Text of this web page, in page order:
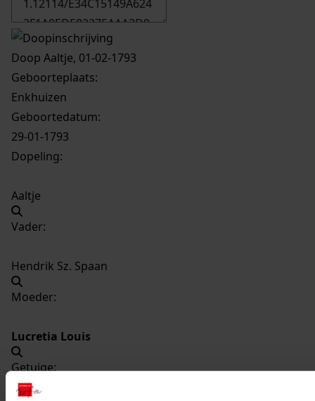
Doop Aaltje, 01-02-1793
Geboorteplaats:
Enkhuizen
Geboortedatum:
29-01-1793
Dopeling:
Aaltje
Vader:
Hendrik Sz. Spaan
Moeder:
Lucretia Louis
Getuige: